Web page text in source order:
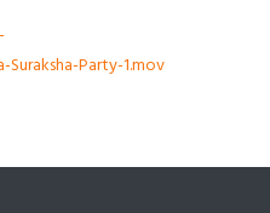
Party-1.mov